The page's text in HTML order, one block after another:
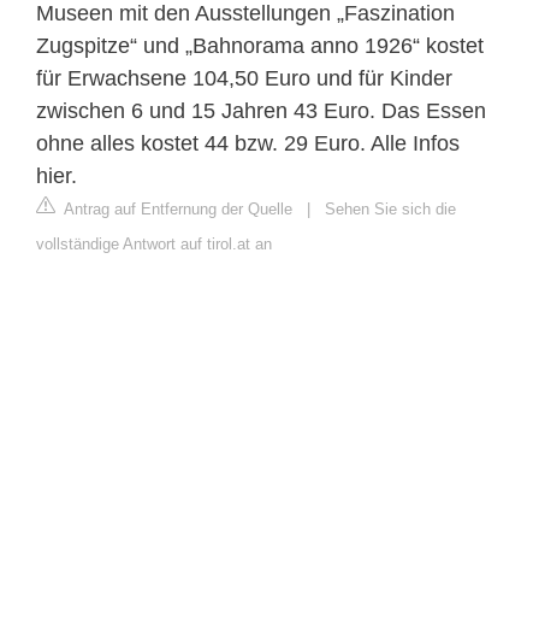
Museen mit den Ausstellungen „Faszination
Zugspitze“ und „Bahnorama anno 1926“ kostet
für Erwachsene 104,50 Euro und für Kinder
zwischen 6 und 15 Jahren 43 Euro. Das Essen
ohne alles kostet 44 bzw. 29 Euro. Alle Infos
hier.
Antrag auf Entfernung der Quelle | Sehen Sie sich die
vollständige Antwort auf tirol.at an